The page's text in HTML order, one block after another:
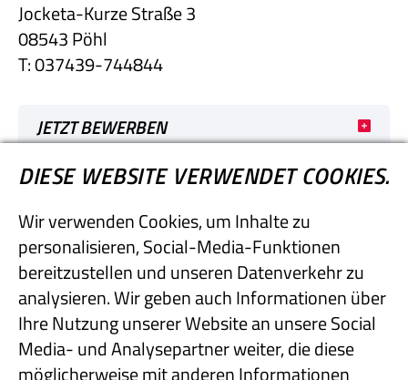
Jocketa-Kurze Straße 3
08543 Pöhl
T: 037439-744844
JETZT BEWERBEN
DIESE WEBSITE VERWENDET COOKIES.
Wir verwenden Cookies, um Inhalte zu
personalisieren, Social-Media-Funktionen
bereitzustellen und unseren Datenverkehr zu
analysieren. Wir geben auch Informationen über
Ihre Nutzung unserer Website an unsere Social
Media- und Analysepartner weiter, die diese
möglicherweise mit anderen Informationen
Lehmann-UMT GmbH
Jocketa - Kurze Straße 3
08543 Pöhl
Telefon: +49 37439 7440
E-Mail: info@lehmann-umt.de